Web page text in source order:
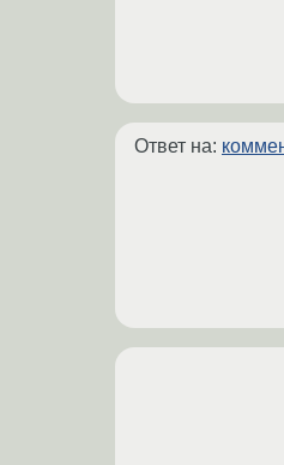
Ответ на: